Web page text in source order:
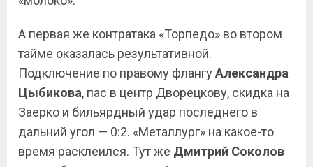
А первая же контратака «Торпедо» во втором
тайме оказалась результативной.
Подключение по правому флангуАлександра
Цыбикова, пас в центр Дворецкову, скидка на
Заерко и бильярдный удар последнего в
дальний угол — 0:2. «Металлург» на какое-то
время расклеился. Тут же Дмитрий Соколов